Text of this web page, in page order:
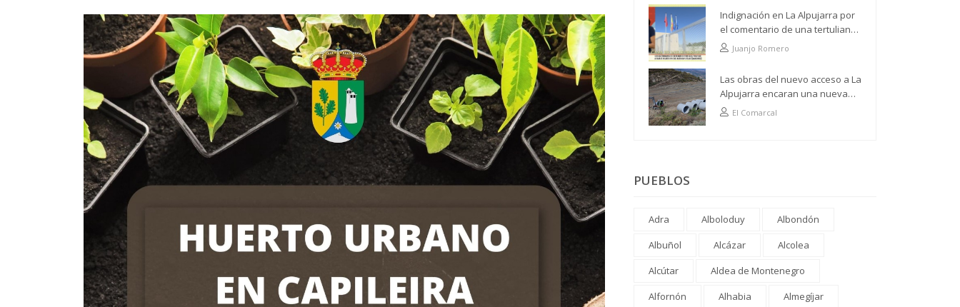
Indignación en La Alpujarra por
el comentario de una tertuliana
tras hacer alusión al
analfabetismo con la comarca
Juanjo Romero
Las obras del nuevo acceso a La
Alpujarra encaran una nueva
faseEl Comarcal
PUEBLOS
Adra Alboloduy
Albondón
Albuñol
Alcázar
Alcolea
Alcútar
Aldea de Montenegro
Alfornón
Alhabia
Almegíjar